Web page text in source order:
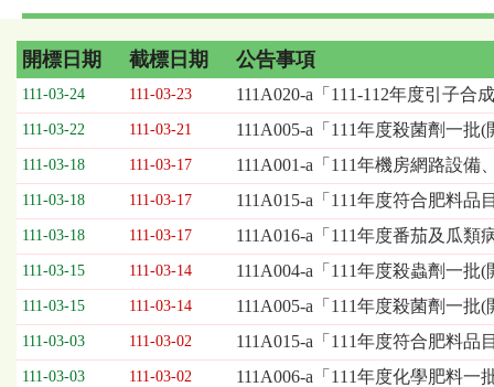
招
標
採
購
列
表，
欄
位
依
序
開
標
開標日期 截標日期 公告事項
111-03-24 111-03-23 111A020-a「111-112年度引子合
111-03-22 111-03-21 111A005-a「111年度殺菌劑一批
111-03-18 111-03-17 111A001-a「111年機房網路設
111-03-18 111-03-17 111A015-a「111年度符合肥料
111-03-18 111-03-17 111A016-a「111年度番茄及瓜
111-03-15 111-03-14 111A004-a「111年度殺蟲劑一批
111-03-15 111-03-14 111A005-a「111年度殺菌劑一批
111-03-03 111-03-02 111A015-a「111年度符合肥料
111-03-03 111-03-02 111A006-a「111年度化學肥料